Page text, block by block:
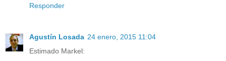
Responder
Agustín Losada 24 enero, 2015 11:04
Estimado Markel: